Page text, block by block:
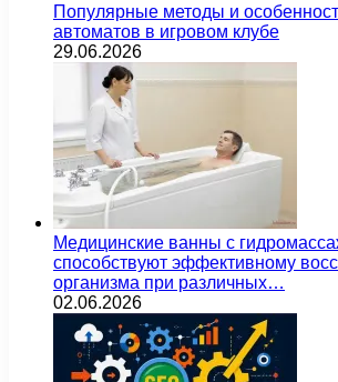
Популярные методы и
автоматов в игровом клубе
29.06.2026
Медицинские ванны с
способствуют эффективному
организма при различных…
02.06.2026